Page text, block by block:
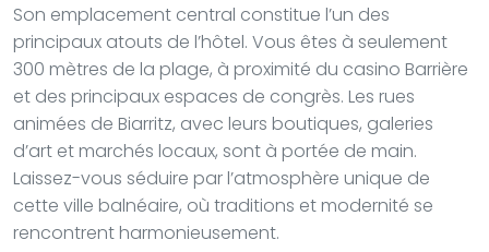
Son emplacement central constitue l’un des
principaux atouts de l’hôtel. Vous êtes à seulement
300 mètres de la plage, à proximité du casino Barrière
et des principaux espaces de congrès. Les rues
animées de Biarritz, avec leurs boutiques, galeries
d’art et marchés locaux, sont à portée de main.
Laissez-vous séduire par l’atmosphère unique de
cette ville balnéaire, où traditions et modernité se
rencontrent harmonieusement.